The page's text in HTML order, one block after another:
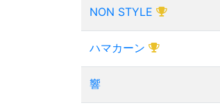
NON STYLE
ハマカーン
響